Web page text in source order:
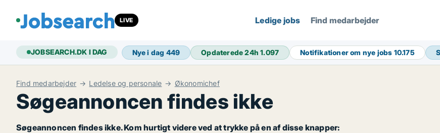
LIVE Ledige jobs Find medarbejder
JOBSEARCH.DK I DAG Nye i dag 449 Opdaterede 24h1.097 Notifikationer om nye jobs 10.175
Find medarbejder Ledelse og personale Økonomichef
Søgeannoncen findes ikke
Søgeannoncen findes ikke. Kom hurtigt videre ved at trykke på en af disse knapper: